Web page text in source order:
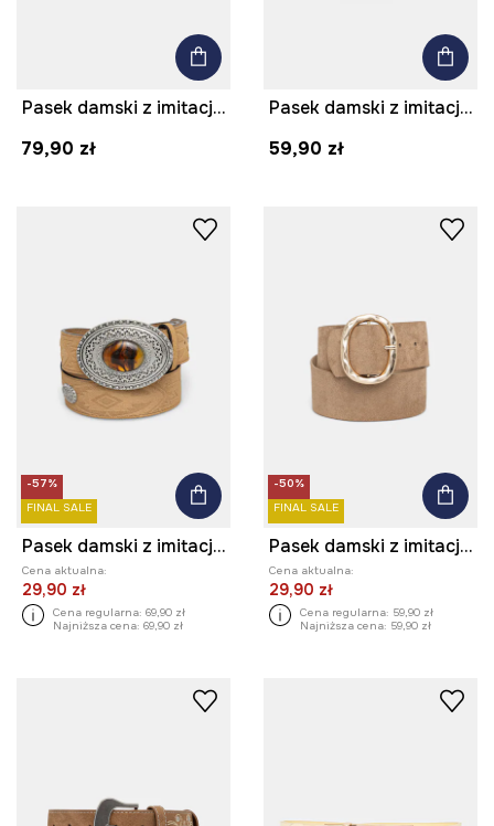
Pasek damski z imitacji zamszu
79,90 zł
Pasek damski z imitacji zamszu kolor beżowy
59,90 zł
-57%
FINAL SALE
Pasek damski z imitacji skóry
Cena aktualna:
29,90 zł
Cena regularna: 69,90 zł
Najniższa cena: 69,90 zł
-50%
FINAL SALE
Pasek damski z imitacji zamszu
Cena aktualna:
29,90 zł
Cena regularna: 59,90 zł
Najniższa cena: 59,90 zł